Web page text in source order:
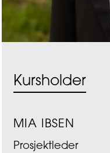
Kursholder
MIA IBSEN
Prosjektleder